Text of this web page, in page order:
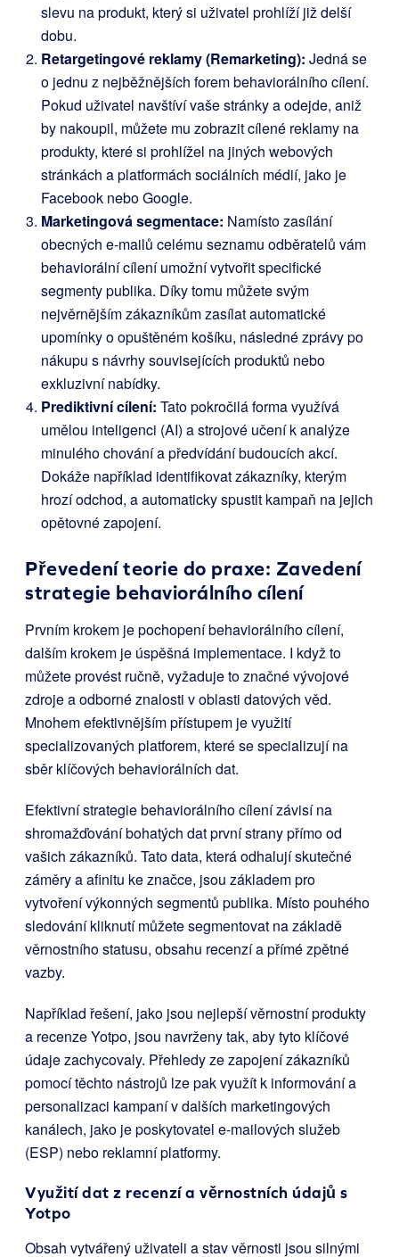
slevu na produkt, který si uživatel prohlíží již delší
dobu.
Retargetingové reklamy (Remarketing): Jedná se
o jednu z nejběžnějších forem behaviorálního cílení.
Pokud uživatel navštíví vaše stránky a odejde, aniž
by nakoupil, můžete mu zobrazit cílené reklamy na
produkty, které si prohlížel na jiných webových
stránkách a platformách sociálních médií, jako je
Facebook nebo Google.
Marketingová segmentace: Namísto zasílání
obecných e-mailů celému seznamu odběratelů vám
behaviorální cílení umožní vytvořit specifické
segmenty publika. Díky tomu můžete svým
nejvěrnějším zákazníkům zasílat automatické
upomínky o opuštěném košíku, následné zprávy po
nákupu s návrhy souvisejících produktů nebo
exkluzivní nabídky.
Prediktivní cílení: Tato pokročilá forma využívá
umělou inteligenci (AI) a strojové učení k analýze
minulého chování a předvídání budoucích akcí.
Dokáže například identifikovat zákazníky, kterým
hrozí odchod, a automaticky spustit kampaň na jejich
opětovné zapojení.
Převedení teorie do praxe: Zavedení
strategie behaviorálního cílení
Prvním krokem je pochopení behaviorálního cílení,
dalším krokem je úspěšná implementace. I když to
můžete provést ručně, vyžaduje to značné vývojové
zdroje a odborné znalosti v oblasti datových věd.
Mnohem efektivnějším přístupem je využití
specializovaných platforem, které se specializují na
sběr klíčových behaviorálních dat.
Efektivní strategie behaviorálního cílení závisí na
shromažďování bohatých dat první strany přímo od
vašich zákazníků. Tato data, která odhalují skutečné
záměry a afinitu ke značce, jsou základem pro
vytvoření výkonných segmentů publika. Místo pouhého
sledování kliknutí můžete segmentovat na základě
věrnostního statusu, obsahu recenzí a přímé zpětné
vazby.
Například řešení, jako jsou nejlepší věrnostní produkty
a recenze Yotpo, jsou navrženy tak, aby tyto klíčové
údaje zachycovaly. Přehledy ze zapojení zákazníků
pomocí těchto nástrojů lze pak využít k informování a
personalizaci kampaní v dalších marketingových
kanálech, jako je poskytovatel e-mailových služeb
(ESP) nebo reklamní platformy.
Využití dat z recenzí a věrnostních údajů s
Yotpo
Obsah vytvářený uživateli a stav věrnosti jsou silnými